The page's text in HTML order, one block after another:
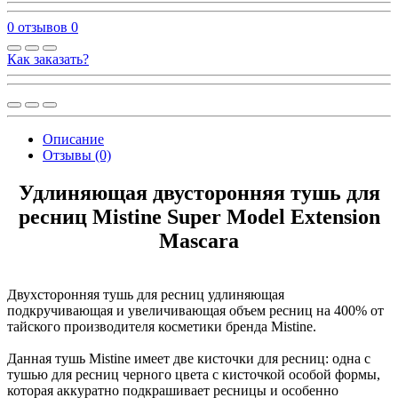
0 отзывов 0
Как заказать?
Описание
Отзывы (0)
Удлиняющая двусторонняя тушь для
ресниц Mistine Super Model Extension
Mascara
Двухсторонняя тушь для ресниц удлиняющая
подкручивающая и увеличивающая объем ресниц на 400% от
тайского производителя косметики бренда Mistine.
Данная тушь Mistine имеет две кисточки для ресниц: одна с
тушью для ресниц черного цвета с кисточкой особой формы,
которая аккуратно подкрашивает ресницы и особенно